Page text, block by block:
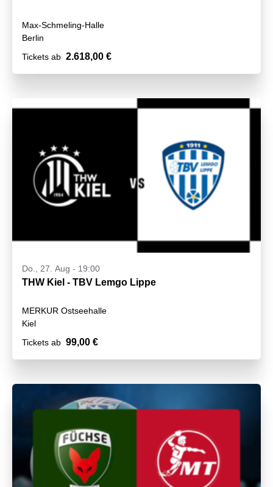
Max-Schmeling-Halle
Berlin
Tickets ab 2.618,00 €
Do., 27. Aug - 19:00
THW Kiel - TBV Lemgo Lippe
MERKUR Ostseehalle
Kiel
Tickets ab 99,00 €